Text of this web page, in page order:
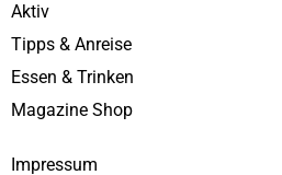
Aktiv
Tipps & Anreise
Essen & Trinken
Magazine Shop
Impressum